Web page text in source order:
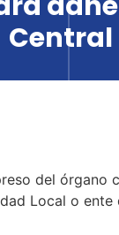
Central
del órgano
Local o ente